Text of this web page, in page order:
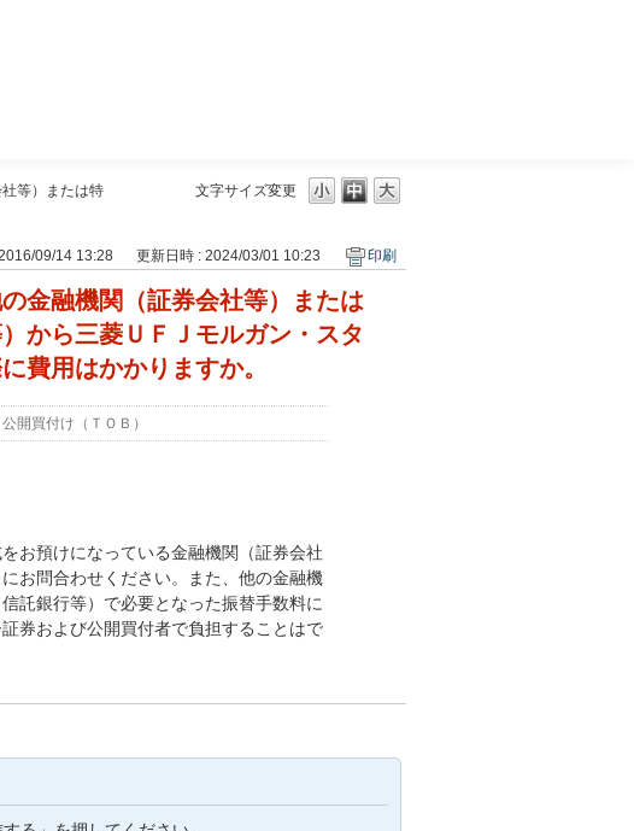
文字サイズ変更
等）または特
09/14 13:28 更新日時 : 2024/03/01 10:23 印刷
金融機関（証券会社等）または
から三菱ＵＦＪモルガン・スタ
費用はかかりますか。
公開買付け（ＴＯＢ）
お預けになっている金融機関（証券会社
お問合わせください。また、他の金融機
託銀行等）で必要となった振替手数料に
券および公開買付者で負担することはで